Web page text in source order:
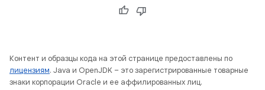
Контент и образцы кода на этой странице предоставлены по
лицензиям. Java и OpenJDK – это зарегистрированные товарные
знаки корпорации Oracle и ее аффилированных лиц.